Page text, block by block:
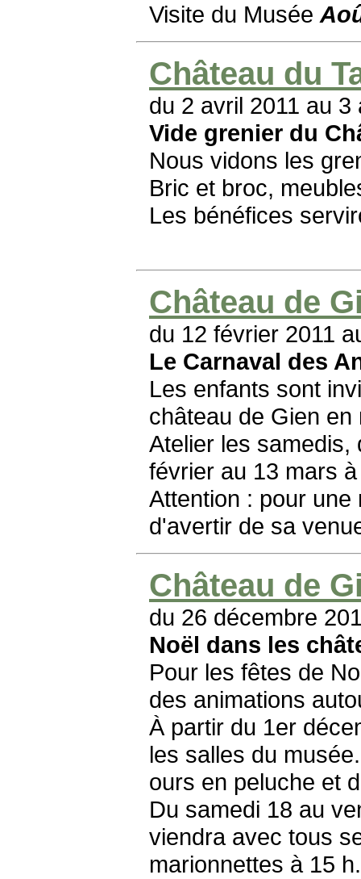
Visite du Musée
Château du
du 2 avril 2011 au 3
Vide grenier du
Nous vidons les
Bric et broc,
Les bénéfices
Château de
du 12 février 2011
Le Carnaval des
Les enfants sont
château de Gien
Atelier les samedis,
février au 13 mars
Attention : pour une
d'avertir de sa
Château de
du 26 décembre
Noël dans les
Pour les fêtes de
des animations
À partir du 1er
les salles du
ours en peluche et
Du samedi 18 au
viendra avec tous
marionnettes à 15 h.